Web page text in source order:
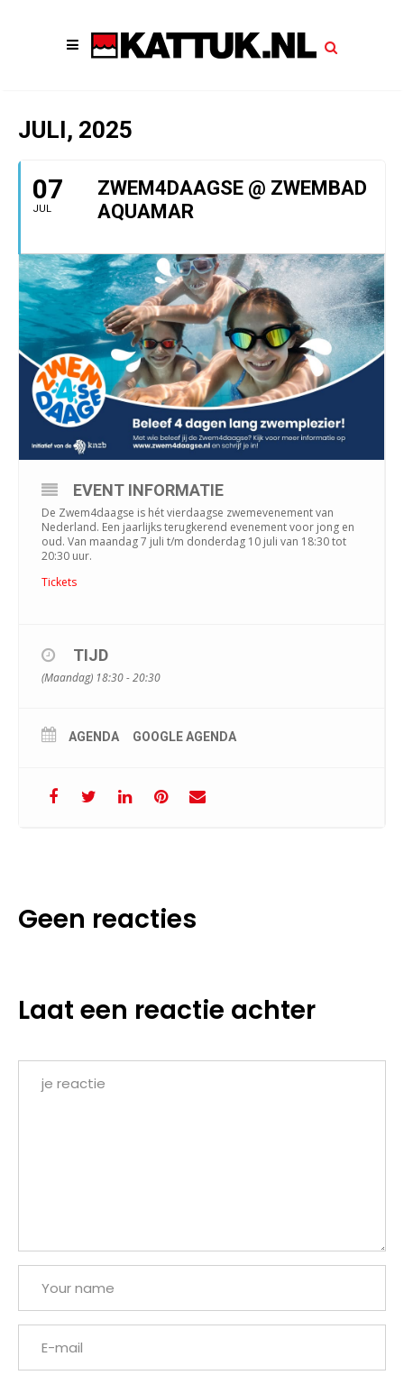
JULI, 2025
07
JUL
ZWEM4DAAGSE @ ZWEMBAD
AQUAMAR
EVENT INFORMATIE
De Zwem4daagse is hét vierdaagse zwemevenement van
Nederland. Een jaarlijks terugkerend evenement voor jong en
oud. Van maandag 7 juli t/m donderdag 10 juli van 18:30 tot
20:30 uur.
Tickets
TIJD
(Maandag) 18:30 - 20:30
AGENDA GOOGLE AGENDA
Geen reacties
Laat een reactie achter